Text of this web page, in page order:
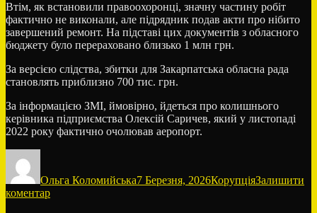
Втім, як встановили правоохоронці, значну частину робіт
фактично не виконали, але підрядник подав акти про нібито
завершений ремонт. На підставі цих документів з обласного
бюджету було перераховано близько 1 млн грн.
За версією слідства, збитки для Закарпатська обласна рада
становлять приблизно 700 тис. грн.
За інформацією ЗМІ, ймовірно, йдеться про колишнього
керівника підприємства Олексій Саричев, який у листопаді
2022 року фактично очолював аеропорт.
Ольга Коломийська7 Березня, 2026КорупціяЗалишити
коментардо